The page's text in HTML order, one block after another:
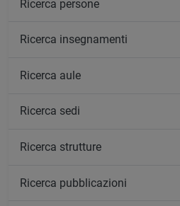
Ricerca persone
Ricerca insegnamenti
Ricerca aule
Ricerca sedi
Ricerca strutture
Ricerca pubblicazioni